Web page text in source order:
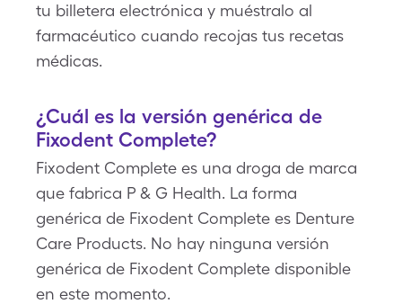
tu billetera electrónica y muéstralo al
farmacéutico cuando recojas tus recetas
médicas.
¿Cuál es la versión genérica de
Fixodent Complete?
Fixodent Complete es una droga de marca
que fabrica P & G Health. La forma
genérica de Fixodent Complete es Denture
Care Products. No hay ninguna versión
genérica de Fixodent Complete disponible
en este momento.